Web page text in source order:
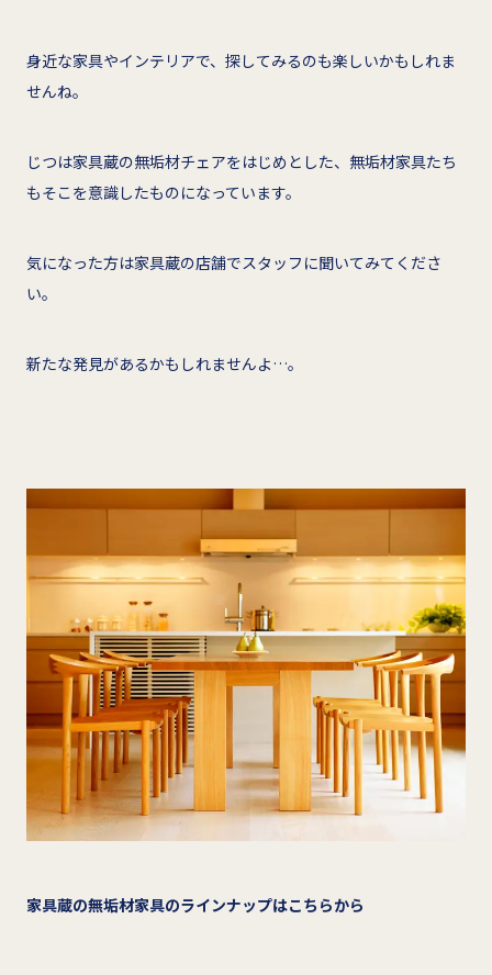
身近な家具やインテリアで、探してみるのも楽しいかもしれま
せんね。
じつは家具蔵の無垢材チェアをはじめとした、無垢材家具たち
もそこを意識したものになっています。
気になった方は家具蔵の店舗でスタッフに聞いてみてくださ
い。
新たな発見があるかもしれませんよ…。
家具蔵の無垢材家具のラインナップはこちらから